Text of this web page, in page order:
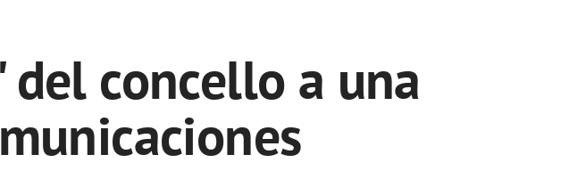
del concello a una